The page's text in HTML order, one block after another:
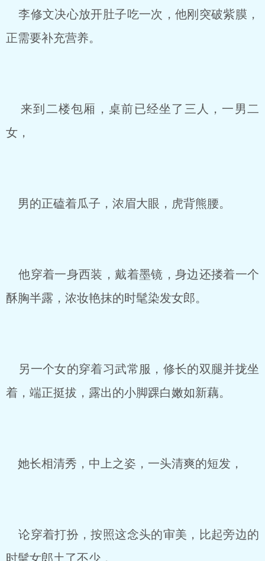
李修文决心放开肚子吃一次，他刚突破紫膜，
正需要补充营养。
来到二楼包厢，桌前已经坐了三人，一男二
女，
男的正磕着瓜子，浓眉大眼，虎背熊腰。
他穿着一身西装，戴着墨镜，身边还搂着一个
酥胸半露，浓妆艳抹的时髦染发女郎。
另一个女的穿着习武常服，修长的双腿并拢坐
着，端正挺拔，露出的小脚踝白嫩如新藕。
她长相清秀，中上之姿，一头清爽的短发，
论穿着打扮，按照这念头的审美，比起旁边的
时髦女郎土了不少，